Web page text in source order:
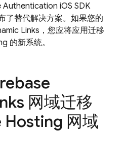
Authentication iOS SDK
了替代解决方案。如果您的
Links ，您应将应用迁移
的新系统。
网域迁移
Hosting 网域